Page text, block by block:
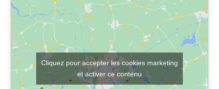
Cliquez pour accepter les cookies marketing
et activer ce contenu